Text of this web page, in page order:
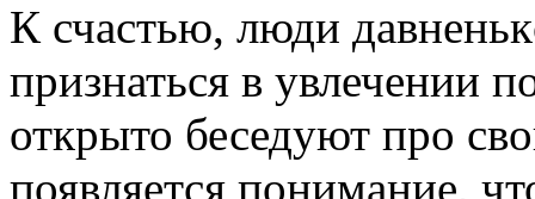
К счaстью, люди
признаться в увлечении
открыто беседуют про
появляется понимание,